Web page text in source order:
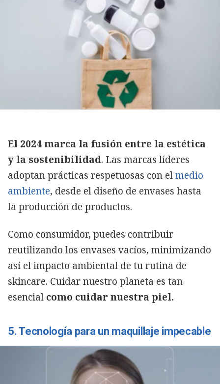
El 2024 marca la fusión entre la estética
y la sostenibilidad. Las marcas líderes
adoptan prácticas respetuosas con elmedio
ambiente, desde el diseño de envases hasta
la producción de productos.
Como consumidor, puedes contribuir
reutilizando los envases vacíos, minimizando
así el impacto ambiental de tu rutina de
skincare. Cuidar nuestro planeta es tan
esencial como cuidar nuestra piel.
5. Tecnología para un maquillaje impecable